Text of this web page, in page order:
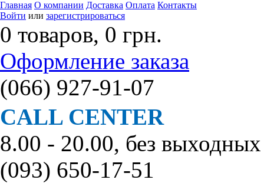
Главная О компании Доставка Оплата Контакты
Войти или зарегистрироваться
0 товаров, 0 грн.
Оформление заказа
(066) 927-91-07
CALL CENTER
8.00 - 20.00, без выходных
(093) 650-17-51